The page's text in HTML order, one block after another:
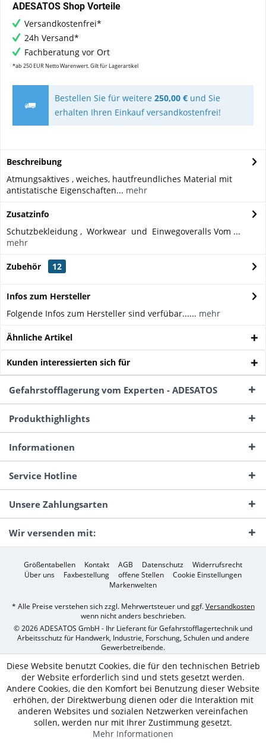
ADESATOS Shop Vorteile
Versandkostenfrei*
24h Versand*
Fachberatung vor Ort
*ab 250 EUR Netto Warenwert. Gilt für Lagerartikel
Bestellen Sie für weitere 250,00 €und Sie
erhalten Ihren Einkauf versandkostenfrei!
Beschreibung
Atmungsaktives , weiches, hautfreundliches Material mit
antistatische Eigenschaften... mehr
Zusatzinfo
Schutzbekleidung , Workwear und Einwegoveralls Vom ...
mehr
Zubehör 12
Infos zum Hersteller
Folgende Infos zum Hersteller sind verfübar...... mehr
Ähnliche Artikel
Kunden interessierten sich für
Gefahrstofflagerung vom Experten - ADESATOS
Produkthighlights
Informationen
Service Hotline
Unsere Zahlungsarten
Wir versenden mit:
Größentabellen Kontakt AGB Datenschutz
Widerrufsrecht
Über uns
Faxbestellung offene Stellen
Cookie Einstellungen
Markenwelten
* Alle Preise verstehen sich zzgl. Mehrwertsteuer und ggf.Versandkosten
wenn nicht anders beschrieben.
© 2026 ADESATOS GmbH - Ihr Lieferant für Gefahrstofflagertechnik und
Arbeitsschutz für Handwerk, Industrie, Forschung, Schulen und andere
Gewerbetreibende.
Diese Website benutzt Cookies, die für den technischen Betrieb
der Website erforderlich sind und stets gesetzt werden.
Andere Cookies, die den Komfort bei Benutzung dieser Website
erhöhen, der Direktwerbung dienen oder die Interaktion mit
anderen Websites und sozialen Netzwerken vereinfachen
sollen, werden nur mit Ihrer Zustimmung gesetzt.
Mehr Informationen